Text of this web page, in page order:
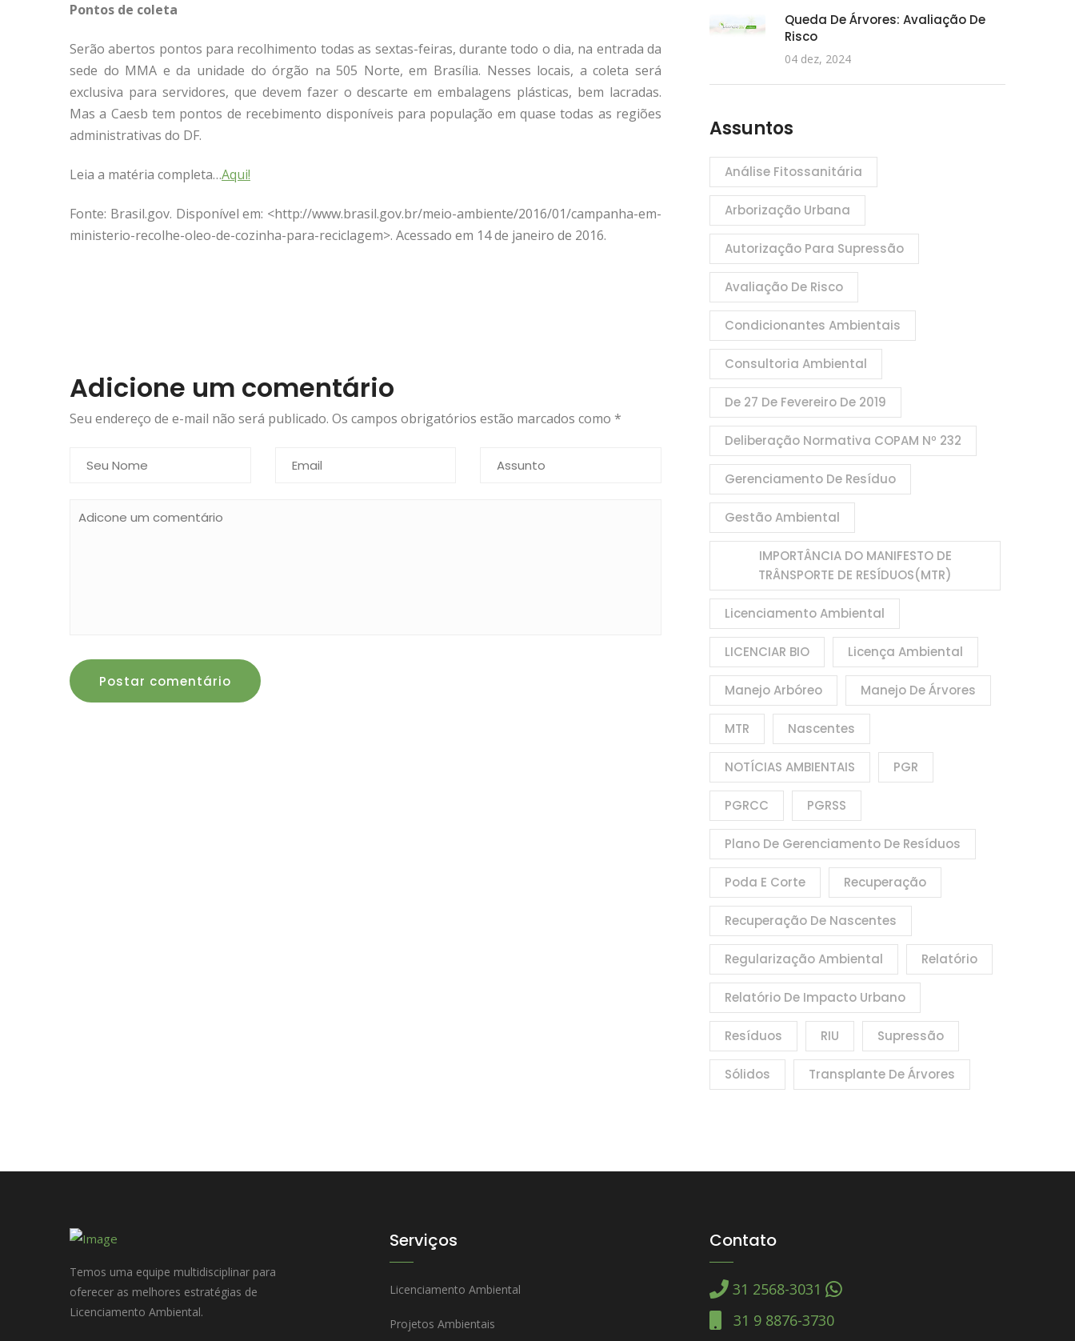
Pontos de coleta
Serão abertos pontos para recolhimento todas as sextas-feiras, durante todo o dia, na entrada da
sede do MMA e da unidade do órgão na 505 Norte, em Brasília. Nesses locais, a coleta será
exclusiva para servidores, que devem fazer o descarte em embalagens plásticas, bem lacradas.
Mas a Caesb tem pontos de recebimento disponíveis para população em quase todas as regiões
administrativas do DF.
Leia a matéria completa…Aqui!
Fonte: Brasil.gov. Disponível em: <http://www.brasil.gov.br/meio-ambiente/2016/01/campanha-em-
ministerio-recolhe-oleo-de-cozinha-para-reciclagem>. Acessado em 14 de janeiro de 2016.
Adicione um comentário
Seu endereço de e-mail não será publicado. Os campos obrigatórios estão marcados como *
Postar comentário
Queda De Árvores: Avaliação De
Risco
04 dez, 2024
Assuntos
Análise Fitossanitária
Arborização Urbana
Autorização Para Supressão
Avaliação De Risco
Condicionantes Ambientais
Consultoria Ambiental
De 27 De Fevereiro De 2019
Deliberação Normativa COPAM Nº 232
Gerenciamento De Resíduo
Gestão Ambiental
IMPORTÂNCIA DO MANIFESTO DE
TRÂNSPORTE DE RESÍDUOS(MTR)
Licenciamento Ambiental
LICENCIAR BIO Licença Ambiental
Manejo Arbóreo Manejo De Árvores
MTR Nascentes
NOTÍCIAS AMBIENTAIS PGR
PGRCC PGRSS
Plano De Gerenciamento De Resíduos
Poda E Corte Recuperação
Recuperação De Nascentes
Regularização Ambiental Relatório
Relatório De Impacto Urbano
Resíduos RIU Supressão
Sólidos Transplante De Árvores
Temos uma equipe multidisciplinar para
oferecer as melhores estratégias de
Licenciamento Ambiental.
Serviços
Licenciamento Ambiental
Projetos Ambientais
Contato
31 2568-3031
31 9 8876-3730